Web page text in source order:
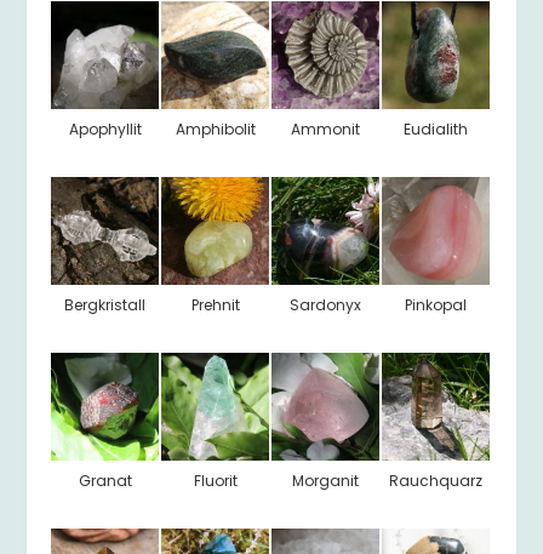
Apophyllit Amphibolit Ammonit Eudialith
Bergkristall Prehnit Sardonyx Pinkopal
Granat Fluorit Morganit Rauchquarz